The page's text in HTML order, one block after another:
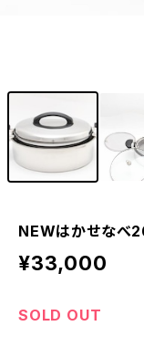
NEWはかせなべ
¥33,000
SOLD OUT